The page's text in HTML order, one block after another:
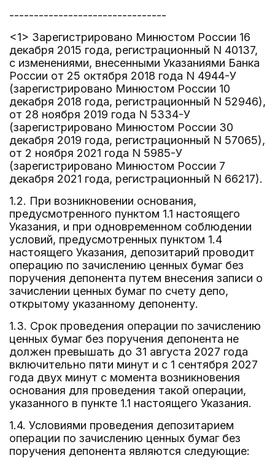
--------------------------------
<1> Зарегистрировано Минюстом России 16
декабря 2015 года, регистрационный N 40137,
с изменениями, внесенными Указаниями Банка
России от 25 октября 2018 года N 4944-У
(зарегистрировано Минюстом России 10
декабря 2018 года, регистрационный N 52946),
от 28 ноября 2019 года N 5334-У
(зарегистрировано Минюстом России 30
декабря 2019 года, регистрационный N 57065),
от 2 ноября 2021 года N 5985-У
(зарегистрировано Минюстом России 7
декабря 2021 года, регистрационный N 66217).
1.2. При возникновении основания,
предусмотренного пунктом 1.1 настоящего
Указания, и при одновременном соблюдении
условий, предусмотренных пунктом 1.4
настоящего Указания, депозитарий проводит
операцию по зачислению ценных бумаг без
поручения депонента путем внесения записи о
зачислении ценных бумаг по счету депо,
открытому указанному депоненту.
1.3. Срок проведения операции по зачислению
ценных бумаг без поручения депонента не
должен превышать до 31 августа 2027 года
включительно пяти минут и с 1 сентября 2027
года двух минут с момента возникновения
основания для проведения такой операции,
указанного в пункте 1.1 настоящего Указания.
1.4. Условиями проведения депозитарием
операции по зачислению ценных бумаг без
поручения депонента являются следующие: